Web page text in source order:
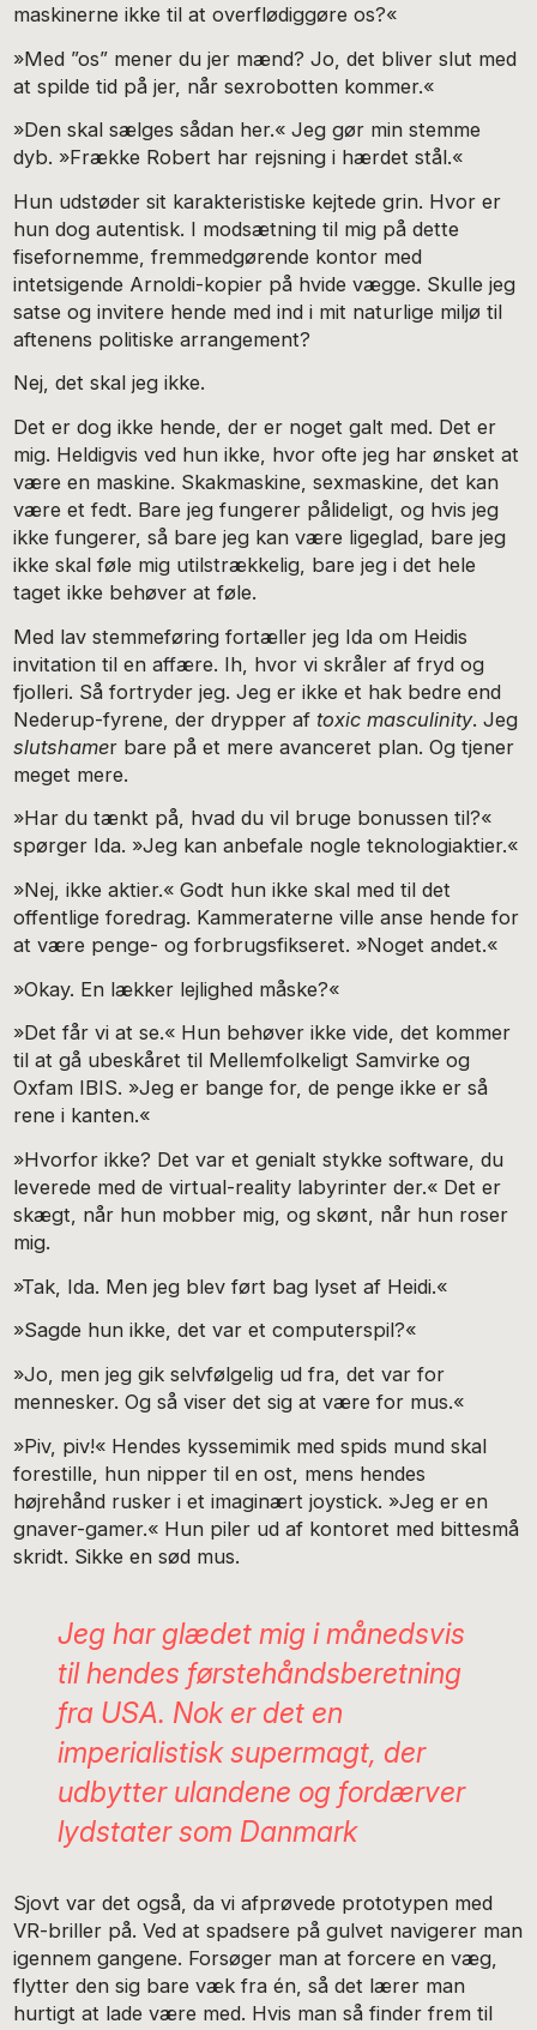
maskinerne ikke til at overflødiggøre os?«
»Med ”os” mener du jer mænd? Jo, det bliver slut med
at spilde tid på jer, når sexrobotten kommer.«
»Den skal sælges sådan her.« Jeg gør min stemme
dyb. »Frække Robert har rejsning i hærdet stål.«
Hun udstøder sit karakteristiske kejtede grin. Hvor er
hun dog autentisk. I modsætning til mig på dette
fisefornemme, fremmedgørende kontor med
intetsigende Arnoldi-kopier på hvide vægge. Skulle jeg
satse og invitere hende med ind i mit naturlige miljø til
aftenens politiske arrangement?
Nej, det skal jeg ikke.
Det er dog ikke hende, der er noget galt med. Det er
mig. Heldigvis ved hun ikke, hvor ofte jeg har ønsket at
være en maskine. Skakmaskine, sexmaskine, det kan
være et fedt. Bare jeg fungerer pålideligt, og hvis jeg
ikke fungerer, så bare jeg kan være ligeglad, bare jeg
ikke skal føle mig util­strækkelig, bare jeg i det hele
taget ikke behøver at føle.
Med lav stemmeføring fortæller jeg Ida om Heidis
invita­tion til en affære. Ih, hvor vi skråler af fryd og
fjolleri. Så for­tryder jeg. Jeg er ikke et hak bedre end
Nederup-fyrene, der drypper aftoxic masculinity. Jeg
slutshamer bare på et mere avanceret plan. Og tjener
meget mere.
»Har du tænkt på, hvad du vil bruge bonussen til?«
spør­ger Ida. »Jeg kan anbefale nogle teknologiaktier.«
»Nej, ikke aktier.« Godt hun ikke skal med til det
offentli­ge foredrag. Kammeraterne ville anse hende for
at være pen­ge- og forbrugsfikseret. »Noget andet.«
»Okay. En lækker lejlighed måske?«
»Det får vi at se.« Hun behøver ikke vide, det kommer
til at gå ubeskåret til Mellemfolkeligt Samvirke og
Oxfam IBIS. »Jeg er bange for, de penge ikke er så
rene i kanten.«
»Hvorfor ikke? Det var et genialt stykke software, du
leve­rede med de virtual-reality labyrinter der.« Det er
skægt, når hun mobber mig, og skønt, når hun roser
mig.
»Tak, Ida. Men jeg blev ført bag lyset af Heidi.«
»Sagde hun ikke, det var et computerspil?«
»Jo, men jeg gik selvfølgelig ud fra, det var for
mennesker. Og så viser det sig at være for mus.«
»Piv, piv!« Hendes kyssemimik med spids mund skal
forestille, hun nipper til en ost, mens hendes
højrehånd ru­sker i et imaginært joystick. »Jeg er en
gnaver-gamer.« Hun piler ud af kontoret med bittesmå
skridt. Sikke en sød mus.
Jeg har glædet mig i månedsvis
til hendes førstehåndsbe­retning
fra USA. Nok er det en
imperialistisk supermagt, der
udbytter ulandene og fordærver
lydstater som Danmark
Sjovt var det også, da vi afprøvede prototypen med
VR-briller på. Ved at spadsere på gulvet navigerer man
igen­nem gangene. Forsøger man at forcere en væg,
flytter den sig bare væk fra én, så det lærer man
hurtigt at lade være med. Hvis man så finder frem til